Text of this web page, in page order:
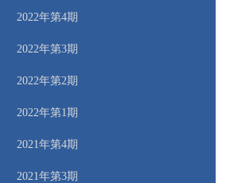
2022年第4期
2022年第3期
2022年第2期
2022年第1期
2021年第4期
2021年第3期